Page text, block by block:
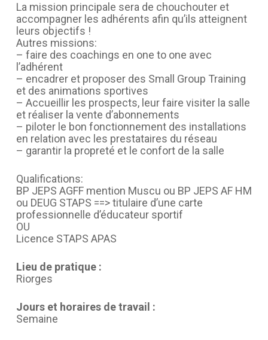
La mission principale sera de chouchouter et
accompagner les adhérents afin qu’ils atteignent
leurs objectifs !
Autres missions:
– faire des coachings en one to one avec
l’adhérent
– encadrer et proposer des Small Group Training
et des animations sportives
– Accueillir les prospects, leur faire visiter la salle
et réaliser la vente d’abonnements
– piloter le bon fonctionnement des installations
en relation avec les prestataires du réseau
– garantir la propreté et le confort de la salle
Qualifications:
BP JEPS AGFF mention Muscu ou BP JEPS AF HM
ou DEUG STAPS ==> titulaire d’une carte
professionnelle d’éducateur sportif
OU
Licence STAPS APAS
Lieu de pratique :
Riorges
Jours et horaires de travail :
Semaine